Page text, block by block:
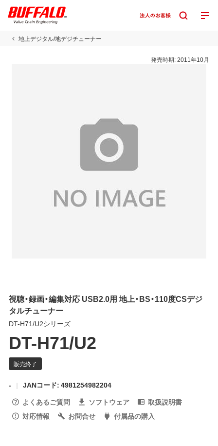
地上デジタル/地デジチューナー
発売時期:2011年10月
視聴・録画・編集対応 USB2.0用 地上・BS・110度CSデジ
タルチューナー
DT-H71/U2シリーズ
DT-H71/U2
-
JANコード: 4981254982204
よくあるご質問
ソフトウェア
取扱説明書
対応情報
お問合せ 付属品の購入